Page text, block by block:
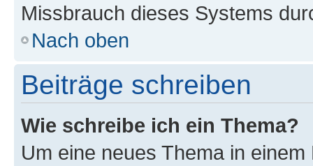
Missbrauch dieses Systems
Nach oben
Beiträge schreiben
Wie schreibe ich ein Thema?
Um eine neues Thema in